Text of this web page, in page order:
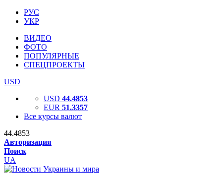
РУС
УКР
ВИДЕО
ФОТО
ПОПУЛЯРНЫЕ
СПЕЦПРОЕКТЫ
USD
USD 44.4853
EUR 51.3357
Все курсы валют
44.4853
Авторизация
Поиск
UA